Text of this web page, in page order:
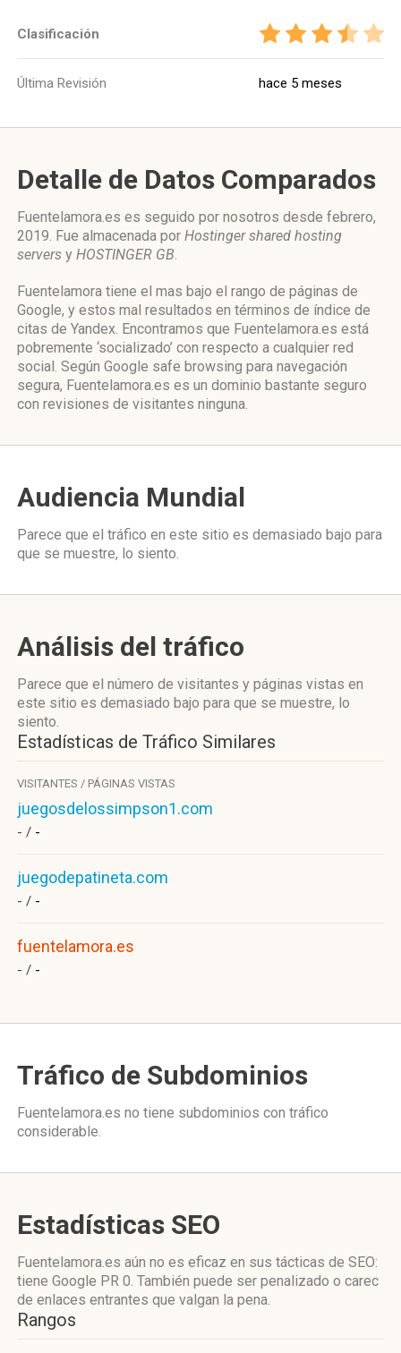
Clasificación
Última Revisión hace 5 meses
Detalle de Datos Comparados
Fuentelamora.es es seguido por nosotros desde febrero,
2019. Fue almacenada por Hostinger shared hosting
servers y HOSTINGER GB.
Fuentelamora tiene el mas bajo el rango de páginas de
Google, y estos mal resultados en términos de índice de
citas de Yandex. Encontramos que Fuentelamora.es está
pobremente ‘socializado’ con respecto a cualquier red
social. Según Google safe browsing para navegación
segura, Fuentelamora.es es un dominio bastante seguro
con revisiones de visitantes ninguna.
Audiencia Mundial
Parece que el tráfico en este sitio es demasiado bajo para
que se muestre, lo siento.
Análisis del tráfico
Parece que el número de visitantes y páginas vistas en
este sitio es demasiado bajo para que se muestre, lo
siento.
Estadísticas de Tráfico Similares
VISITANTES / PÁGINAS VISTAS
juegosdelossimpson1.com
- / -
juegodepatineta.com
- / -
fuentelamora.es
- / -
Tráfico de Subdominios
Fuentelamora.es no tiene subdominios con tráfico
considerable.
Estadísticas SEO
Fuentelamora.es aún no es eficaz en sus tácticas de SEO:
tiene Google PR 0. También puede ser penalizado o carec
de enlaces entrantes que valgan la pena.
Rangos